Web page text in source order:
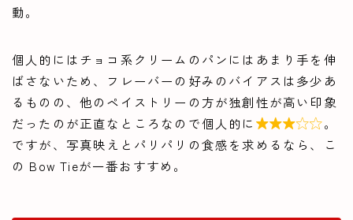
動。
個人的にはチョコ系クリームのパンにはあまり手を伸
ばさないため、フレーバーの好みのバイアスは多少あ
るものの、他のペイストリーの方が独創性が高い印象
だったのが正直なところなので個人的に 。
ですが、写真映えとパリパリの食感を求めるなら、こ
の Bow Tieが一番おすすめ。